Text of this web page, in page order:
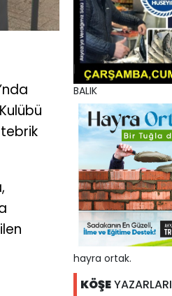
BALIK
hayra ortak.
KÖŞEYAZARLARI